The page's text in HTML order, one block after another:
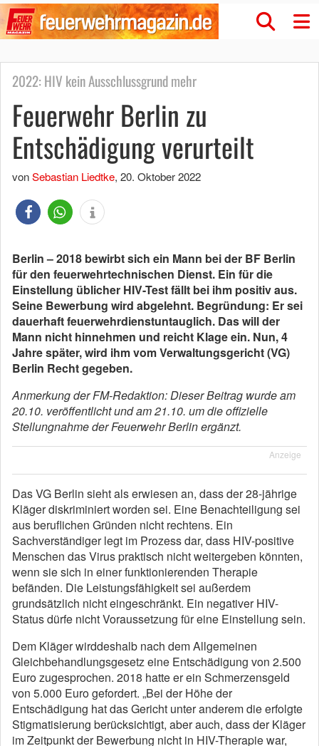
2022: HIV kein Ausschlussgrund mehr
Feuerwehr Berlin zu
Entschädigung verurteilt
vonSebastian Liedtke, 20. Oktober 2022
Berlin – 2018 bewirbt sich ein Mann bei der BF Berlin
für den feuerwehrtechnischen Dienst. Ein für die
Einstellung üblicher HIV-Test fällt bei ihm positiv aus.
Seine Bewerbung wird abgelehnt. Begründung: Er sei
dauerhaft feuerwehrdienstuntauglich. Das will der
Mann nicht hinnehmen und reicht Klage ein. Nun, 4
Jahre später, wird ihm vom Verwaltungsgericht (VG)
Berlin Recht gegeben.
Anmerkung der FM-Redaktion: Dieser Beitrag wurde am
20.10. veröffentlicht und am 21.10. um die offizielle
Stellungnahme der Feuerwehr Berlin ergänzt.
Anzeige
Das VG Berlin sieht als erwiesen an, dass der 28-jährige
Kläger diskriminiert worden sei. Eine Benachteiligung sei
aus beruflichen Gründen nicht rechtens. Ein
Sachverständiger legt im Prozess dar, dass HIV-positive
Menschen das Virus praktisch nicht weitergeben könnten,
wenn sie sich in einer funktionierenden Therapie
befänden. Die Leistungsfähigkeit sei außerdem
grundsätzlich nicht eingeschränkt. Ein negativer HIV-
Status dürfe nicht Voraussetzung für eine Einstellung sein.
Dem Kläger wirddeshalb nach dem Allgemeinen
Gleichbehandlungsgesetz eine Entschädigung von 2.500
Euro zugesprochen. 2018 hatte er ein Schmerzensgeld
von 5.000 Euro gefordert. „Bei der Höhe der
Entschädigung hat das Gericht unter anderem die erfolgte
Stigmatisierung berücksichtigt, aber auch, dass der Kläger
im Zeitpunkt der Bewerbung nicht in HIV-Therapie war,